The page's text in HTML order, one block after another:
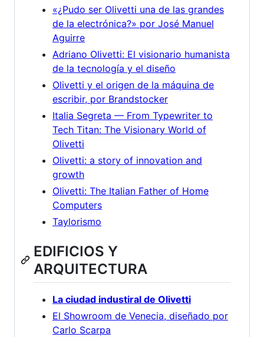
«¿Pudo ser Olivetti una de las grandes
de la electrónica?» por José Manuel
Aguirre
Adriano Olivetti: El visionario humanista
de la tecnología y el diseño
Olivetti y el origen de la máquina de
escribir, por Brandstocker
Italia Segreta — From Typewriter to
Tech Titan: The Visionary World of
Olivetti
Olivetti: a story of innovation and
growth
Olivetti: The Italian Father of Home
Computers
Taylorismo
EDIFICIOS Y
ARQUITECTURA
La ciudad industiral de Olivetti
El Showroom de Venecia, diseñado por
Carlo Scarpa